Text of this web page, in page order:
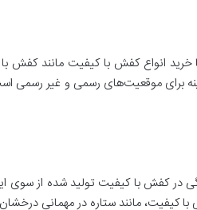
خرید انواع کفش با کیفیت مانند
برای موقعیت‌های رسمی و غیر رسمی
در کفش با کیفیت تولید شده از سوی
مانند ستاره در مهمانی